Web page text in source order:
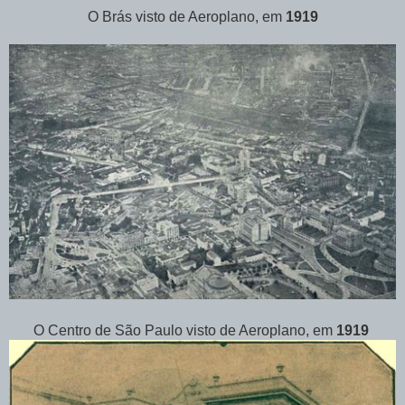
O Brás visto de Aeroplano, em 1919
O Centro de São Paulo visto de Aeroplano, em 1919